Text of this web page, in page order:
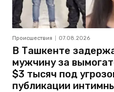
Происшествия 07.08.2026
В Ташкенте
мужчину за
$3 тысяч под
публикации